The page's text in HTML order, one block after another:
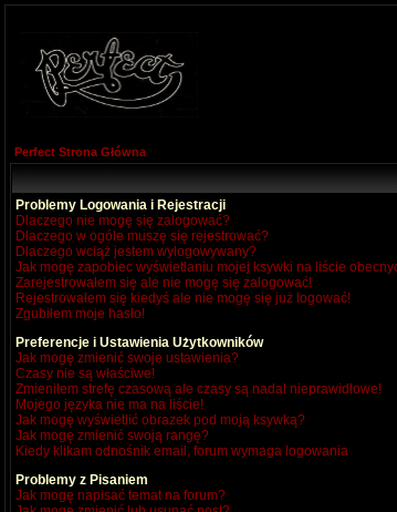
Perfect Strona Główna
Problemy Logowania i Rejestracji
Dlaczego nie mogę się zalogować?
Dlaczego w ogóle muszę się rejestrować?
Dlaczego wciąż jestem wylogowywany?
Jak mogę zapobiec wyświetlaniu mojej ksywki na liście
Zarejestrowałem się ale nie mogę się zalogować!
Rejestrowałem się kiedyś ale nie mogę się już logować!
Zgubiłem moje hasło!
Preferencje i Ustawienia Użytkowników
Jak mogę zmienić swoje ustawienia?
Czasy nie są właściwe!
Zmieniłem strefę czasową ale czasy są nadal nieprawidłowe!
Mojego języka nie ma na liście!
Jak mogę wyświetlić obrazek pod moją ksywką?
Jak mogę zmienić swoją rangę?
Kiedy klikam odnośnik email, forum wymaga logowania
Problemy z Pisaniem
Jak mogę napisać temat na forum?